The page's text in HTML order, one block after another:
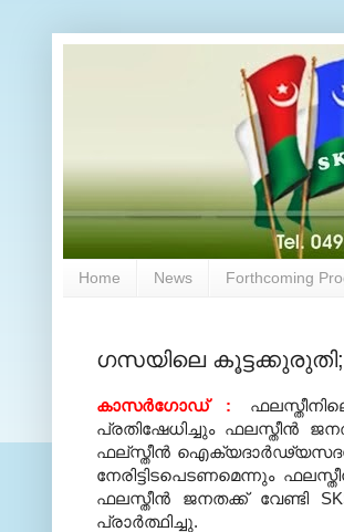
Home News Forthcoming
ഗസയിലെ
കാസര്‍ഗോഡ് :
പ്രതിഷേധിച്ചും ഫലസ്തീന്‍
ഫല്‌സ്തീന്‍
നേരിട്ടിടപെടണമെന്നും
ഫലസ്തീന്‍ ജനതക്ക് വേണ്ടി
പ്രാര്‍ത്ഥിച്ചു.